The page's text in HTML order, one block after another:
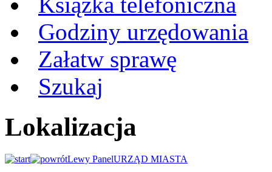
Godziny urzędowania
Załatw sprawę
Szukaj
Lokalizacja
Lewy PanelURZĄD MIASTA